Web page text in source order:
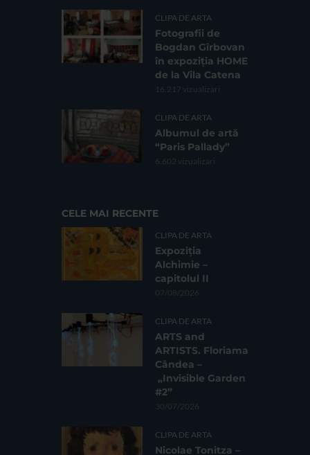
CLIPA DE ARTA
Fotografii de
Bogdan Gîrbovan
în expoziția HOME
de la Vila Catena
16.217 vizualizari
CLIPA DE ARTA
Albumul de artă
“Paris Pallady”
6.602 vizualizari
CELE MAI RECENTE
CLIPA DE ARTA
Expoziția
Alchimie –
capitolul II
07/08/2026
CLIPA DE ARTA
ARTS and
ARTISTS. Floriama
Cândea –
„Invisible Garden
#2”
30/07/2026
CLIPA DE ARTA
Nicolae Tonitza –